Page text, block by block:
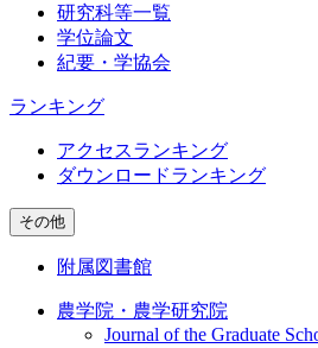
研究科等一覧
学位論文
紀要・学協会
ランキング
アクセスランキング
ダウンロードランキング
その他
附属図書館
農学院・農学研究院
Journal of the Graduate